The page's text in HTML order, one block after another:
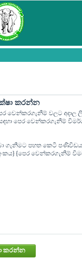
කරන්න
වෙන්කරගැනීම් වලට අදාල
පෙර වෙන්කරගැනීම්
ගැනීමට පහත කෙටි
{පෙර වෙන්කරගැනීම්
වෙන්කරවා ගැනීමේ තත්වය පරීක්ෂා කරන්න